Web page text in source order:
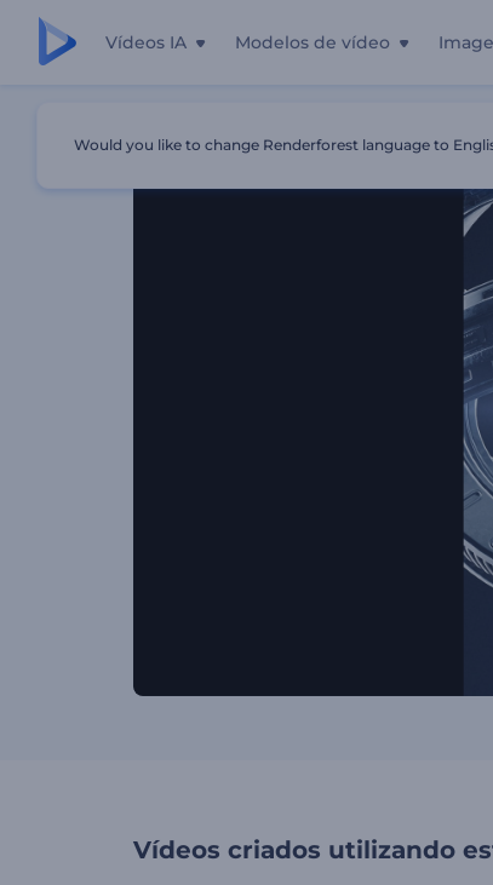
Vídeos IA Modelos de vídeo
Vídeos criados utilizando
Would you like to change Renderforest language to